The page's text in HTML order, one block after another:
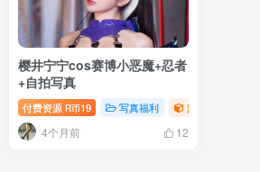
樱井宁宁cos赛博小恶魔+忍者
+自拍写真
付费资源 R币19 写真福利 萝莉写真照片专题
4个月前 12